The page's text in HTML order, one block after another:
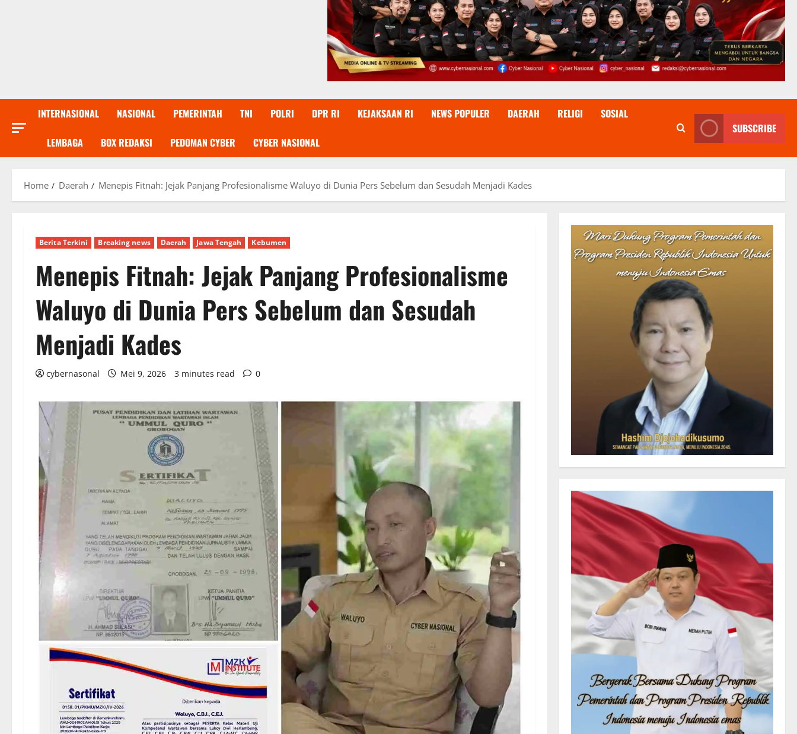
INTERNASIONAL NASIONAL PEMERINTAH TNI POLRI DPR RI KEJAKSAAN RI NEWS POPULER DAERAH RELIGI SOSIAL
LEMBAGA BOX REDAKSI PEDOMAN CYBER CYBER NASIONAL
SUBSCRIBE
Home Daerah Menepis Fitnah: Jejak Panjang Profesionalisme Waluyo di Dunia Pers Sebelum dan Sesudah Menjadi Kades
Berita Terkini Breaking news Daerah Jawa Tengah Kebumen
Menepis Fitnah: Jejak Panjang Profesionalisme
Waluyo di Dunia Pers Sebelum dan Sesudah
Menjadi Kades
cybernasonal Mei 9, 2026 3 minutes read 0